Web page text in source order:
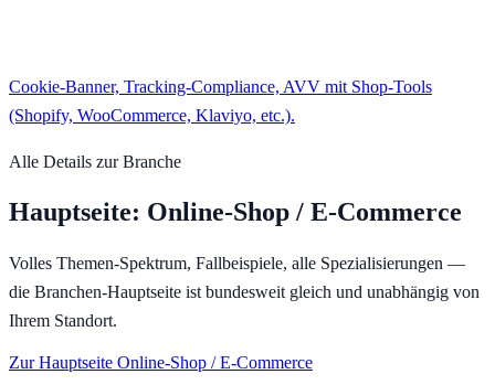
Cookie-Banner, Tracking-Compliance, AVV mit Shop-Tools
(Shopify, WooCommerce, Klaviyo, etc.).
Alle Details zur Branche
Hauptseite: Online-Shop / E-Commerce
Volles Themen-Spektrum, Fallbeispiele, alle Spezialisierungen —
die Branchen-Hauptseite ist bundesweit gleich und unabhängig von
Ihrem Standort.
Zur Hauptseite Online-Shop / E-Commerce